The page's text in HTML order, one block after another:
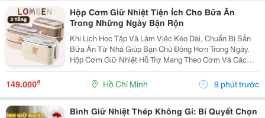
Hộp Cơm Giữ Nhiệt Tiện Ích Cho Bữa Ăn
Trong Những Ngày Bận Rộn
Khi Lịch Học Tập Và Làm Việc Kéo Dài, Chuẩn Bị Sẵn
Bữa Ăn Từ Nhà Giúp Bạn Chủ Động Hơn Trong Ngày.
Hộp Cơm Giữ Nhiệt Hỗ Trợ Mang Theo Cơm Và Các
Món Ăn Kèm Một Cách Gọn Gàng, Phù Hợp Với Nhiều
Nhu Cầu Sử Dụng Khác Nhau. Xác Định Số Lượng Món
Thường...
149.000₫ Hồ Chí Minh 9 phút trước
Bình Giữ Nhiệt Thép Không Gỉ: Bí Quyết Chọn